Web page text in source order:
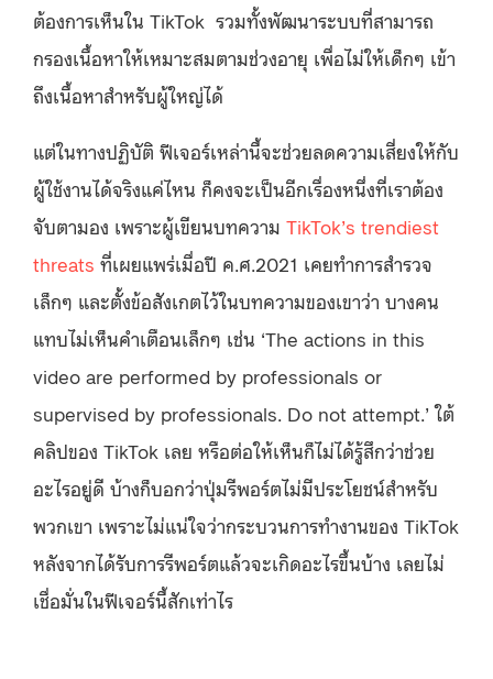
ต้องการเห็นใน TikTok รวมทั้งพัฒนาระบบที่สามารถ
กรองเนื้อหาให้เหมาะสมตามช่วงอายุ เพื่อไม่ให้เด็กๆ เข้า
ถึงเนื้อหาสำหรับผู้ใหญ่ได้
แต่ในทางปฏิบัติ ฟีเจอร์เหล่านี้จะช่วยลดความเสี่ยงให้กับ
ผู้ใช้งานได้จริงแค่ไหน ก็คงจะเป็นอีกเรื่องหนึ่งที่เราต้อง
จับตามอง เพราะผู้เขียนบทความ TikTok’s trendiest
threats ที่เผยแพร่เมื่อปี ค.ศ.2021 เคยทำการสำรวจ
เล็กๆ และตั้งข้อสังเกตไว้ในบทความของเขาว่า บางคน
แทบไม่เห็นคำเตือนเล็กๆ เช่น ‘The actions in this
video are performed by professionals or
supervised by professionals. Do not attempt.’ ใต้
คลิปของ TikTok เลย หรือต่อให้เห็นก็ไม่ได้รู้สึกว่าช่วย
อะไรอยู่ดี บ้างก็บอกว่าปุ่มรีพอร์ตไม่มีประโยชน์สำหรับ
พวกเขา เพราะไม่แน่ใจว่ากระบวนการทำงานของ TikTok
หลังจากได้รับการรีพอร์ตแล้วจะเกิดอะไรขึ้นบ้าง เลยไม่
เชื่อมั่นในฟีเจอร์นี้สักเท่าไร